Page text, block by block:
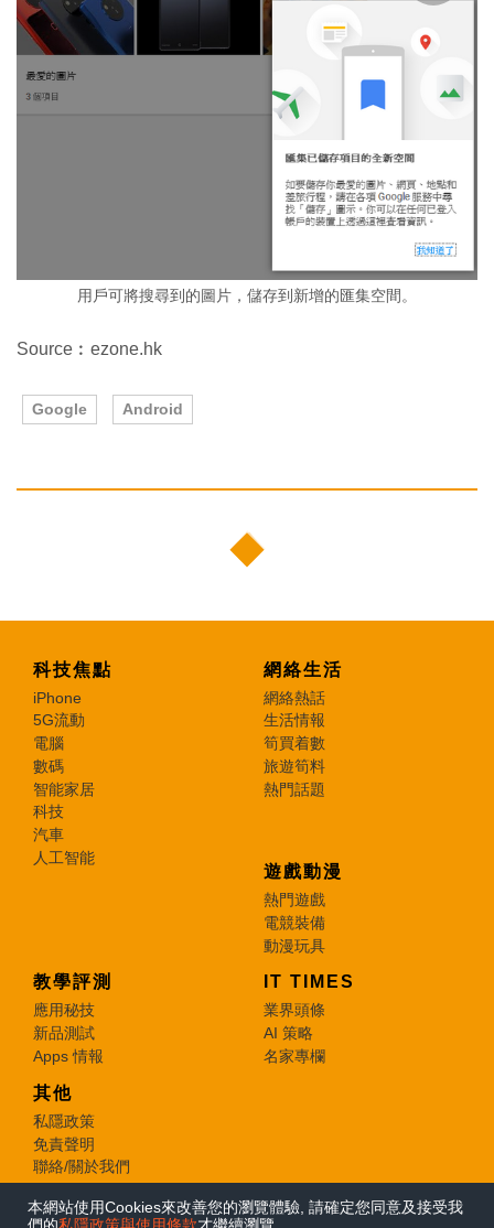
用戶可將搜尋到的圖片，儲存到新增的匯集空間。
Source︰ezone.hk
Google Android
科技焦點
iPhone
5G流動
電腦
數碼
智能家居
科技
汽車
人工智能
網絡生活
網絡熱話
生活情報
筍買着數
旅遊筍料
熱門話題
遊戲動漫
熱門遊戲
電競裝備
動漫玩具
教學評測
應用秘技
新品測試
Apps 情報
IT TIMES
業界頭條
AI 策略
名家專欄
其他
私隱政策
免責聲明
聯絡/關於我們
© 2026 e-zone. All Rights Reserved.
本網站使用Cookies來改善您的瀏覽體驗, 請確定您同意及接受我